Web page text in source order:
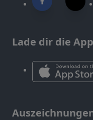
Lade dir die